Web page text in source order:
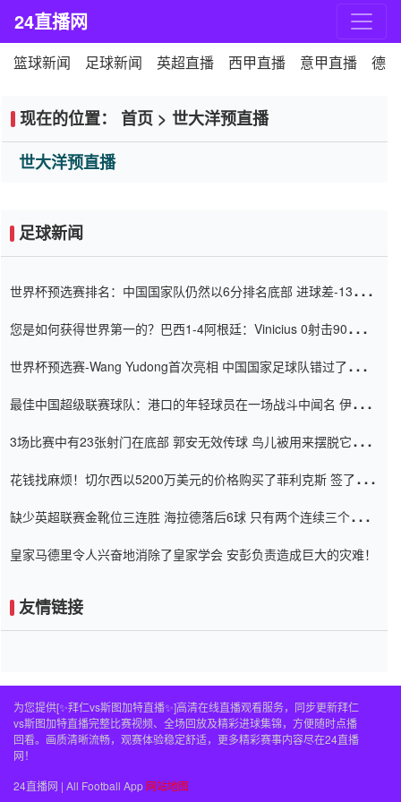
24直播网
篮球新闻 足球新闻 英超直播 西甲直播 意甲直播 德
现在的位置： 首页 > 世大洋预直播
世大洋预直播
足球新闻
世界杯预选赛排名：中国国家队仍然以6分排名底部 进球差-13令人
您是如何获得世界第一的？巴西1-4阿根廷：Vinicius 0射击90分钟
世界杯预选赛-Wang Yudong首次亮相 中国国家足球队错过了世界
最佳中国超级联赛球队：港口的年轻球员在一场战斗中闻名 伊万放
3场比赛中有23张射门在底部 郭安无效传球 鸟儿被用来摆脱它
花钱找麻烦！切尔西以5200万美元的价格购买了菲利克斯 签了7年
缺少英超联赛金靴位三连胜 海拉德落后6球 只有两个连续三个连续
皇家马德里令人兴奋地消除了皇家学会 安彭负责造成巨大的灾难！
友情链接
为您提供[✨拜仁vs斯图加特直播✨]高清在线直播观看服务，同步更新拜仁
vs斯图加特直播完整比赛视频、全场回放及精彩进球集锦，方便随时点播
回看。画质清晰流畅，观赛体验稳定舒适，更多精彩赛事内容尽在24直播
网！
24直播网 | All Football App 网站地图